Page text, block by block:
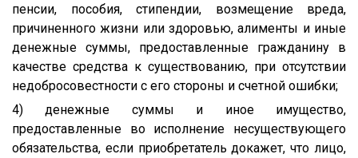
пенсии, пособия, стипендии, возмещение вреда,
причиненного жизни или здоровью, алименты и иные
денежные суммы, предоставленные гражданину в
качестве средства к существованию, при отсутствии
недобросовестности с его стороны и счетной ошибки;
4) денежные суммы и иное имущество,
предоставленные во исполнение несуществующего
обязательства, если приобретатель докажет, что лицо,